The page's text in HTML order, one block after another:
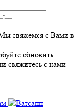
свяжемся с Вами в
обновить
свяжитесь с нами